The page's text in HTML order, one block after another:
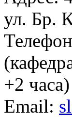
ул. Бр.
+2 часа)
Email: